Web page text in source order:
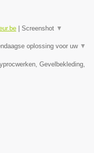
Screenshot ▼
oplossing voor uw ▼
Gevelbekleding,